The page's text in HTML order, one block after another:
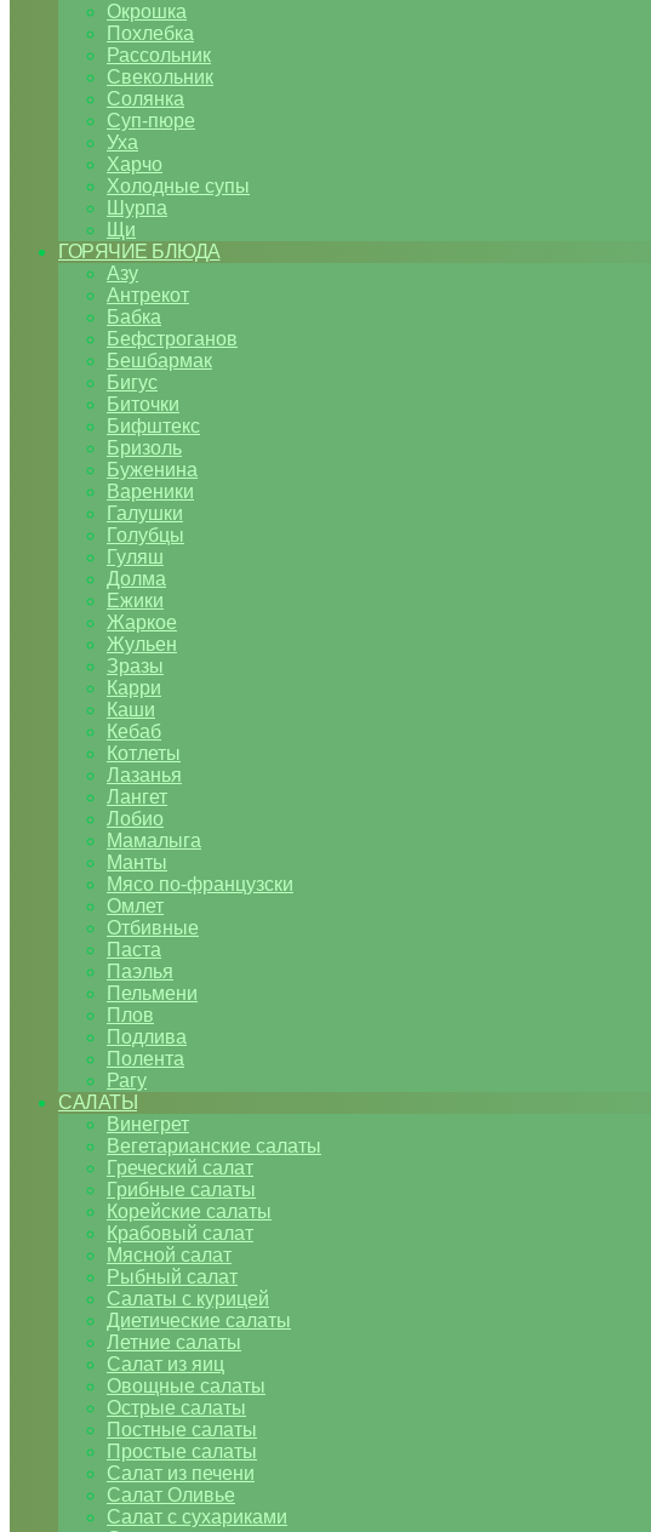
Окрошка
Похлебка
Рассольник
Свекольник
Солянка
Суп-пюре
Уха
Харчо
Холодные супы
Шурпа
Щи
ГОРЯЧИЕ БЛЮДА
Азу
Антрекот
Бабка
Бефстроганов
Бешбармак
Бигус
Биточки
Бифштекс
Бризоль
Буженина
Вареники
Галушки
Голубцы
Гуляш
Долма
Ежики
Жаркое
Жульен
Зразы
Карри
Каши
Кебаб
Котлеты
Лазанья
Лангет
Лобио
Мамалыга
Манты
Мясо по-французски
Омлет
Отбивные
Паста
Паэлья
Пельмени
Плов
Подлива
Полента
Рагу
САЛАТЫ
Винегрет
Вегетарианские салаты
Греческий салат
Грибные салаты
Корейские салаты
Крабовый салат
Мясной салат
Рыбный салат
Салаты с курицей
Диетические салаты
Летние салаты
Салат из яиц
Овощные салаты
Острые салаты
Постные салаты
Простые салаты
Салат из печени
Салат Оливье
Салат с сухариками